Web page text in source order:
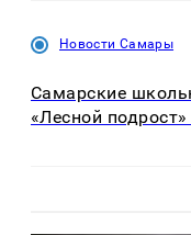
Новости Самары
Самарские
«Лесной